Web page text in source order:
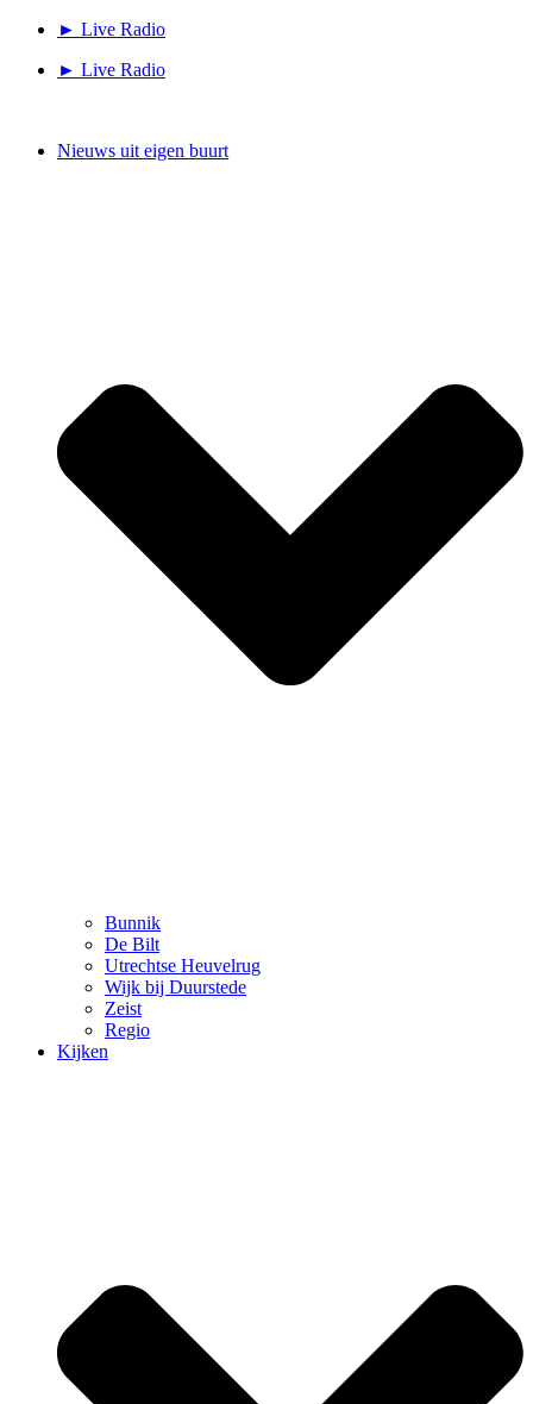
► Live Radio
► Live Radio
Nieuws uit eigen buurt
Bunnik
De Bilt
Utrechtse Heuvelrug
Wijk bij Duurstede
Zeist
Regio
Kijken